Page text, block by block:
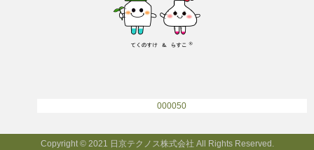
000050
Copyright © 2021 日京テクノス株式会社 All Rights Reserved.